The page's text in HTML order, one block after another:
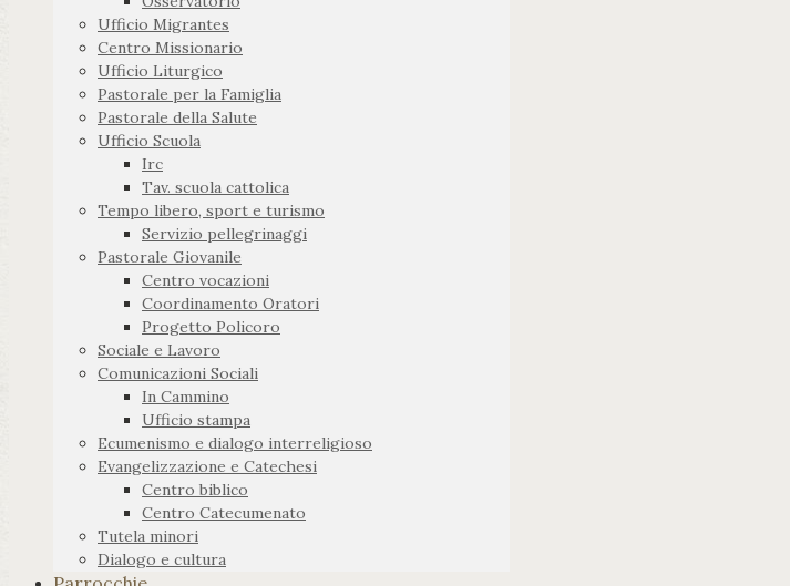
Ufficio Migrantes
Centro Missionario
Ufficio Liturgico
Pastorale per la Famiglia
Pastorale della Salute
Ufficio Scuola
Irc
Tav. scuola cattolica
Tempo libero, sport e turismo
Servizio pellegrinaggi
Pastorale Giovanile
Centro vocazioni
Coordinamento Oratori
Progetto Policoro
Sociale e Lavoro
Comunicazioni Sociali
In Cammino
Ufficio stampa
Ecumenismo e dialogo interreligioso
Evangelizzazione e Catechesi
Centro biblico
Centro Catecumenato
Tutela minori
Dialogo e cultura